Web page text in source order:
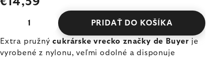
PRIDAŤ DO KOŠÍKA
Extra pružný cukrárske vrecko značky de Buyer je
vyrobené z nylonu, veľmi odolné a disponuje